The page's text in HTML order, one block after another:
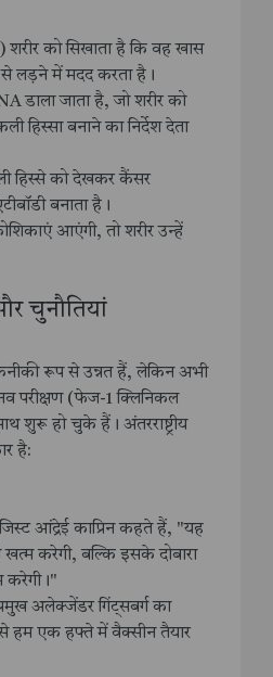
को सिखाता है कि वह खास
से लड़ने में मदद करता है।
डाला जाता है, जो शरीर को
हिस्सा बनाने का निर्देश देता
हिस्से को देखकर कैंसर
बनाता है।
आएंगी, तो शरीर उन्हें
चुनौतियां
रूप से उन्नत हैं, लेकिन अभी
परीक्षण (फेज-1 क्लिनिकल
शुरू हो चुके हैं। अंतरराष्ट्रीय
है:
आंद्रेई काप्रिन कहते हैं, "यह
करेगी, बल्कि इसके दोबारा
करेगी।"
अलेक्जेंडर गिंट्सबर्ग का
हम एक हफ्ते में वैक्सीन तैयार